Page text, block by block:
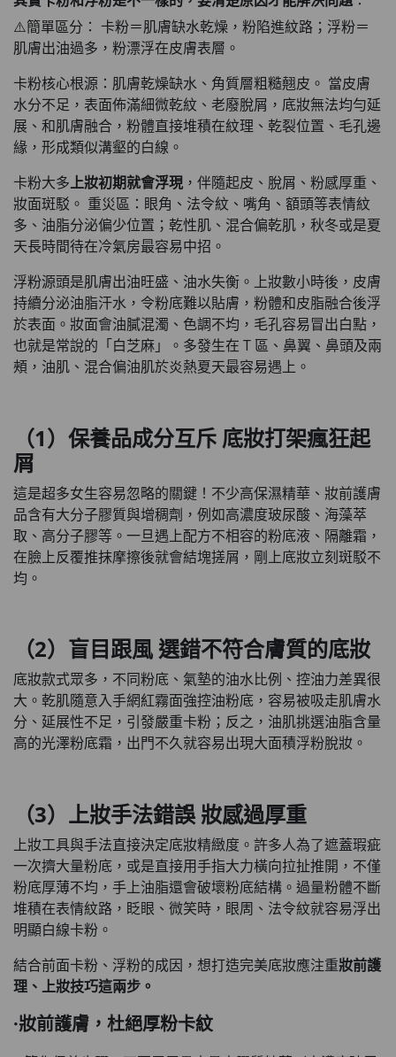
⚠️簡單區分： 卡粉＝肌膚缺水乾燥，粉陷進紋路；浮粉＝
肌膚出油過多，粉漂浮在皮膚表層。
卡粉核心根源：肌膚乾燥缺水、角質層粗糙翹皮。 當皮膚
水分不足，表面佈滿細微乾紋、老廢脫屑，底妝無法均勻延
展、和肌膚融合，粉體直接堆積在紋理、乾裂位置、毛孔邊
緣，形成類似溝壑的白線。
卡粉大多上妝初期就會浮現，伴隨起皮、脫屑、粉感厚重、
妝面斑駁。 重災區：眼角、法令紋、嘴角、額頭等表情紋
多、油脂分泌偏少位置；乾性肌、混合偏乾肌，秋冬或是夏
天長時間待在冷氣房最容易中招。
浮粉源頭是肌膚出油旺盛、油水失衡。上妝數小時後，皮膚
持續分泌油脂汗水，令粉底難以貼膚，粉體和皮脂融合後浮
於表面。妝面會油膩混濁、色調不均，毛孔容易冒出白點，
也就是常說的「白芝麻」。多發生在 T 區、鼻翼、鼻頭及兩
頰，油肌、混合偏油肌於炎熱夏天最容易遇上。
（1）保養品成分互斥 底妝打架瘋狂起
屑
這是超多女生容易忽略的關鍵！不少高保濕精華、妝前護膚
品含有大分子膠質與增稠劑，例如高濃度玻尿酸、海藻萃
取、高分子膠等。一旦遇上配方不相容的粉底液、隔離霜，
在臉上反覆推抹摩擦後就會結塊搓屑，剛上底妝立刻斑駁不
均。
（2）盲目跟風 選錯不符合膚質的底妝
底妝款式眾多，不同粉底、氣墊的油水比例、控油力差異很
大。乾肌隨意入手網紅霧面強控油粉底，容易被吸走肌膚水
分、延展性不足，引發嚴重卡粉；反之，油肌挑選油脂含量
高的光澤粉底霜，出門不久就容易出現大面積浮粉脫妝。
（3）上妝手法錯誤 妝感過厚重
上妝工具與手法直接決定底妝精緻度。許多人為了遮蓋瑕疵
一次擠大量粉底，或是直接用手指大力橫向拉扯推開，不僅
粉底厚薄不均，手上油脂還會破壞粉底結構。過量粉體不斷
堆積在表情紋路，眨眼、微笑時，眼周、法令紋就容易浮出
明顯白線卡粉。
結合前面卡粉、浮粉的成因，想打造完美底妝應注重妝前護
理、上妝技巧這兩步。
·妝前護膚，杜絕厚粉卡紋